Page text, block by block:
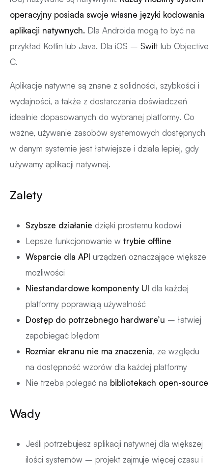
operacyjny posiada swoje własne języki kodowania
aplikacji natywnych. Dla Androida mogą to być na
przykład Kotlin lub Java. Dla iOS – Swift lub Objective
C.
Aplikacje natywne są znane z solidności, szybkości i
wydajności, a także z dostarczania doświadczeń
idealnie dopasowanych do wybranej platformy. Co
ważne, używanie zasobów systemowych dostępnych
w danym systemie jest łatwiejsze i działa lepiej, gdy
używamy aplikacji natywnej.
Zalety
Szybsze działanie dzięki prostemu kodowi
Lepsze funkcjonowanie w trybie offline
Wsparcie dla API urządzeń oznaczające większe
możliwości
Niestandardowe komponenty UI dla każdej
platformy poprawiają używalność
Dostęp do potrzebnego hardware’u – łatwiej
zapobiegać błędom
Rozmiar ekranu nie ma znaczenia, ze względu
na dostępność wzorów dla każdej platformy
Nie trzeba polegać na bibliotekach open-source
Wady
Jeśli potrzebujesz aplikacji natywnej dla większej
ilości systemów – projekt zajmuje więcej czasu i